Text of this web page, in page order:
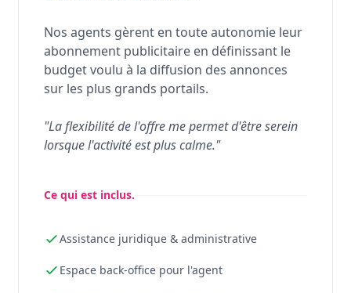
Nos agents gèrent en toute autonomie leur
abonnement publicitaire en définissant le
budget voulu à la diffusion des annonces
sur les plus grands portails.
"La flexibilité de l'offre me permet d'être serein
lorsque l'activité est plus calme."
Ce qui est inclus.
Assistance juridique & administrative
Espace back-office pour l'agent